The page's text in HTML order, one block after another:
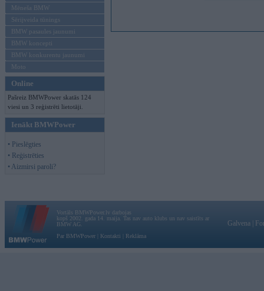
Mēneša BMW
Sērijveida tūnings
BMW pasaules jaunumi
BMW koncepti
BMW konkurentu jaunumi
Moto
Online
Pašreiz BMWPower skatās 124
viesi un 3 reģistrēti lietotāji.
Ienākt BMWPower
• Pieslēgties
• Reģistrēties
• Aizmirsi paroli?
Vortāls BMWPower.lv darbojas
kopš 2002. gada 14. maija. Tas nav auto klubs un nav saistīts ar
BMW AG.
Par BMWPower
Kontakti Reklāma
Galvena